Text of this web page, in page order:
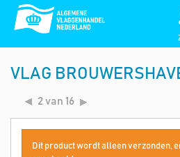
VLAG
2 van 16
Dit product wordt alleen verzonden,